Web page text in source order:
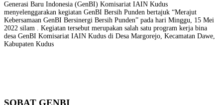
Generasi Baru Indonesia (GenBI) Komisariat IAIN Kudus
menyelenggarakan kegiatan GenBI Bersih Punden bertajuk “Merajut
Kebersamaan GenBI Bersinergi Bersih Punden” pada hari Minggu, 15 Mei
2022 silam . Kegiatan tersebut merupakan salah satu program kerja bina
desa GenBI Komisariat IAIN Kudus di Desa Margorejo, Kecamatan Dawe,
Kabupaten Kudus
SOBAT GENBI